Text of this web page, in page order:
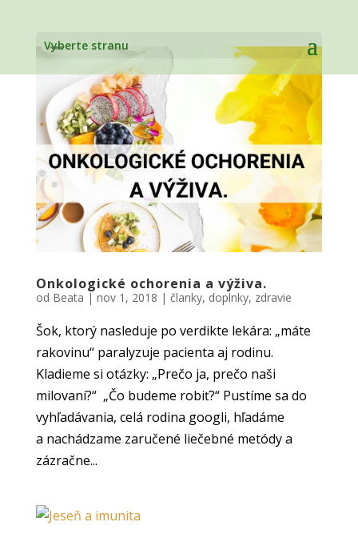
Vyberte stranu
Onkologické ochorenia a výživa.
od Beata | nov 1, 2018 | članky, doplnky, zdravie
Šok, ktorý nasleduje po verdikte lekára: „máte
rakovinu“ paralyzuje pacienta aj rodinu.
Kladieme si otázky: „Prečo ja, prečo naši
milovaní?“ „Čo budeme robiť?“ Pustíme sa do
vyhľadávania, celá rodina googli, hľadáme
a nachádzame zaručené liečebné metódy a
zázračne...